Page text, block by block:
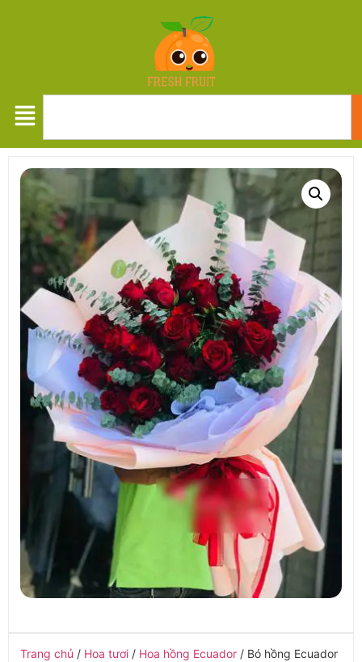
Trang chủ / Hoa tươi / Hoa hồng Ecuador / Bó hồng Ecuador